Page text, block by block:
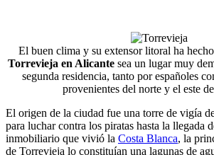
El buen clima y su extensor litoral ha
Torrevieja en Alicante sea un lugar muy
segunda residencia, tanto por españoles
provenientes del norte y el este de
El origen de la ciudad fue una torre de vigía
para luchar contra los piratas hasta la llegada
inmobiliario que vivió la Costa Blanca, la
de Torrevieja lo constituían una lagunas de